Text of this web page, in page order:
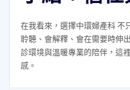
在我看來，選擇中環婦產科 不
聆聽、會解釋、會在需要時伸
診環境與溫暖專業的陪伴，這
感。